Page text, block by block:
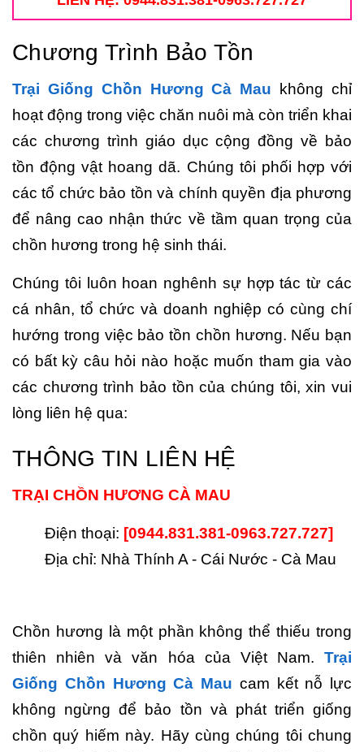
Chương Trình Bảo Tồn
Trại Giống Chồn Hương Cà Mau không chỉ
hoạt động trong việc chăn nuôi mà còn triển khai
các chương trình giáo dục cộng đồng về bảo
tồn động vật hoang dã. Chúng tôi phối hợp với
các tổ chức bảo tồn và chính quyền địa phương
để nâng cao nhận thức về tầm quan trọng của
chồn hương trong hệ sinh thái.
Chúng tôi luôn hoan nghênh sự hợp tác từ các
cá nhân, tổ chức và doanh nghiệp có cùng chí
hướng trong việc bảo tồn chồn hương. Nếu bạn
có bất kỳ câu hỏi nào hoặc muốn tham gia vào
các chương trình bảo tồn của chúng tôi, xin vui
lòng liên hệ qua:
THÔNG TIN LIÊN HỆ
TRẠI CHỒN HƯƠNG CÀ MAU
Điện thoại: [0944.831.381-0963.727.727]
Địa chỉ: Nhà Thính A - Cái Nước - Cà Mau
Chồn hương là một phần không thể thiếu trong
thiên nhiên và văn hóa của Việt Nam. Trại
Giống Chồn Hương Cà Mau cam kết nỗ lực
không ngừng để bảo tồn và phát triển giống
chồn quý hiếm này. Hãy cùng chúng tôi chung